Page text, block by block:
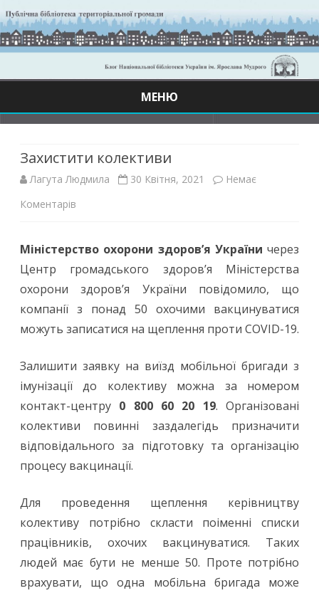
МЕНЮ
Захистити колективи
Лагута Людмила 30 Квітня, 2021
Немає
Коментарів
колективи
Міністерство охорони здоров’я України через
Центр громадського здоров’я Міністерства
охорони здоров’я України повідомило, що
компанії з понад 50 охочими вакцинуватися
можуть записатися на щеплення проти COVID-19.
Залишити заявку на виїзд мобільної бригади з
імунізації до колективу можна за номером
контакт-центру 0 800 60 20 19. Організовані
колективи повинні заздалегідь призначити
відповідального за підготовку та організацію
процесу вакцинації.
Для проведення щеплення керівництву
колективу потрібно скласти поіменні списки
працівників, охочих вакцинуватися. Таких
людей має бути не менше 50. Проте потрібно
врахувати, що одна мобільна бригада може